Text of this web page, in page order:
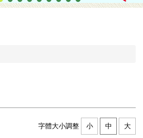
字體大小調整 小 中 大